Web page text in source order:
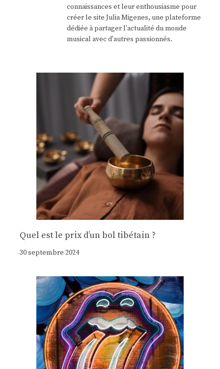
connaissances et leur enthousiasme pour
créer le site Julia Migenes, une plateforme
dédiée à partager l'actualité du monde
musical avec d'autres passionnés.
Quel est le prix d’un bol tibétain ?
30 septembre 2024